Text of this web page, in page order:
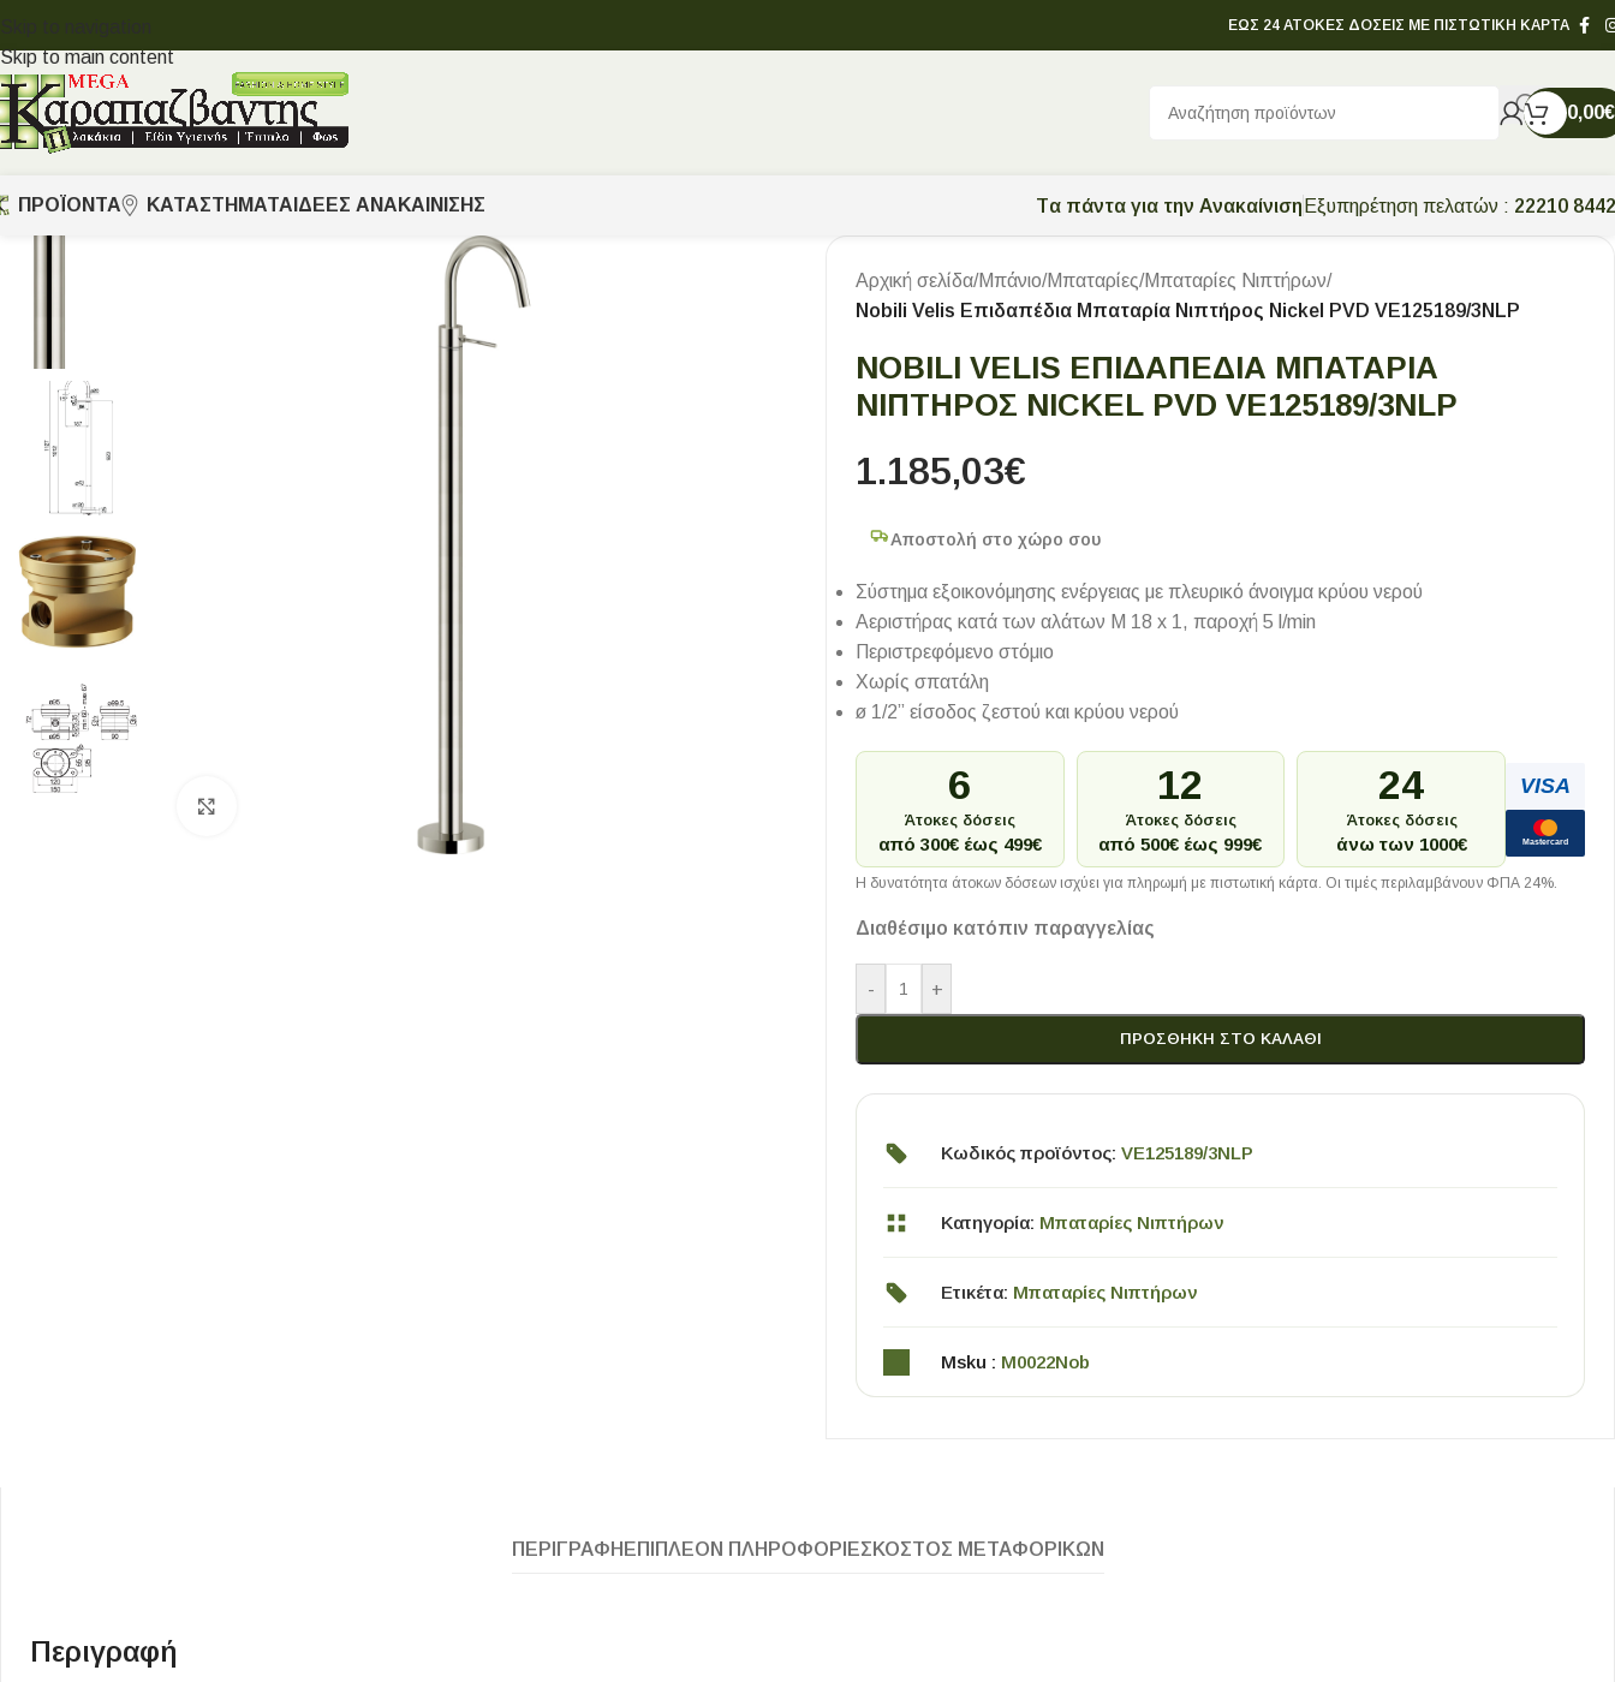
Skip to navigation
Skip to main content
ΕΩΣ 24 ΑΤΟΚΕΣ ΔΟΣΕΙΣ ΜΕ ΠΙΣΤΩΤΙΚΗ ΚΑΡΤΑ
0,00€
ΠΡΟΪΟΝΤΑ ΚΑΤΑΣΤΗΜΑΤΑ ΙΔΈΕΣ ΑΝΑΚΑΊΝΙΣΗΣ Tα πάντα για την Ανακαίνιση Εξυπηρέτηση πελατών : 22210
Αρχική σελίδα/Μπάνιο/Μπαταρίες/Μπαταρίες Νιπτήρων/
Nobili Velis Επιδαπέδια Μπαταρία Νιπτήρος Nickel PVD VE125189/3NLP
NOBILI VELIS ΕΠΙΔΑΠΈΔΙΑ ΜΠΑΤΑΡΊΑ
ΝΙΠΤΉΡΟΣ NICKEL PVD VE125189/3NLP
1.185,03€
Αποστολή στο χώρο σου
Σύστημα εξοικονόμησης ενέργειας με πλευρικό άνοιγμα κρύου νερού
Αεριστήρας κατά των αλάτων M 18 x 1, παροχή 5 l/min
Περιστρεφόμενο στόμιο
Χωρίς σπατάλη
ø 1/2” είσοδος ζεστού και κρύου νερού
6
Άτοκες δόσεις
από 300€ έως 499€
12
Άτοκες δόσεις
από 500€ έως 999€
24
Άτοκες δόσεις
άνω των 1000€
VISA
Mastercard
Η δυνατότητα άτοκων δόσεων ισχύει για πληρωμή με πιστωτική κάρτα. Οι τιμές περιλαμβάνουν ΦΠΑ 24%.
Διαθέσιμο κατόπιν παραγγελίας
- +
ΠΡΟΣΘΉΚΗ ΣΤΟ ΚΑΛΆΘΙ
Κωδικός προϊόντος: VE125189/3NLP
Κατηγορία: Μπαταρίες Νιπτήρων
Ετικέτα: Μπαταρίες Νιπτήρων
Msku : M0022Nob
ΠΕΡΙΓΡΑΦΉ ΕΠΙΠΛΈΟΝ ΠΛΗΡΟΦΟΡΊΕΣ ΚΌΣΤΟΣ ΜΕΤΑΦΟΡΙΚΏΝ
Περιγραφή